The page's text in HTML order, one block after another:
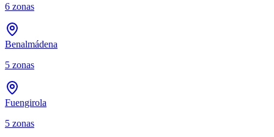
6 zonas
Benalmádena
5 zonas
Fuengirola
5 zonas